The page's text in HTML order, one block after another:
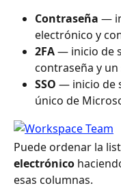
Contraseña —
electrónico y
2FA — inicio de
contraseña y
SSO — inicio de
único de
Puede ordenar la
electrónico
esas columnas.